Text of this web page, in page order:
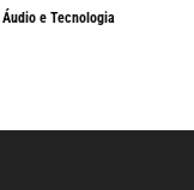
Áudio e Tecnologia